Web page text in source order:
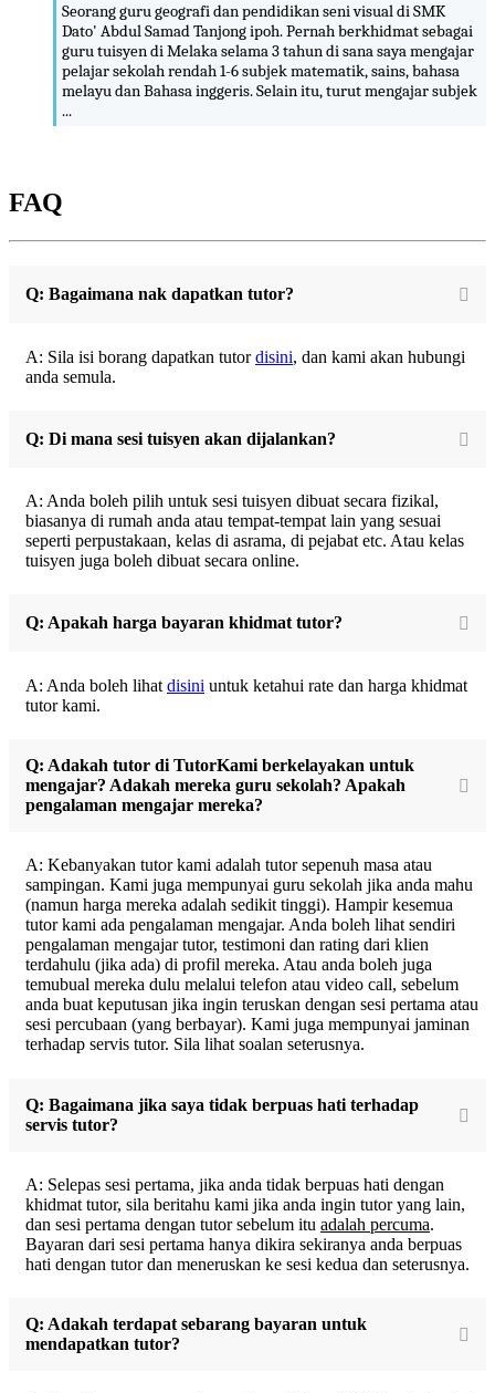
Seorang guru geografi dan pendidikan seni visual di SMK
Dato' Abdul Samad Tanjong ipoh. Pernah berkhidmat sebagai
guru tuisyen di Melaka selama 3 tahun di sana saya mengajar
pelajar sekolah rendah 1-6 subjek matematik, sains, bahasa
melayu dan Bahasa inggeris. Selain itu, turut mengajar subjek
...
FAQ
Q: Bagaimana nak dapatkan tutor?
A: Sila isi borang dapatkan tutordisini, dan kami akan hubungi
anda semula.
Q: Di mana sesi tuisyen akan dijalankan?
A: Anda boleh pilih untuk sesi tuisyen dibuat secara fizikal,
biasanya di rumah anda atau tempat-tempat lain yang sesuai
seperti perpustakaan, kelas di asrama, di pejabat etc. Atau kelas
tuisyen juga boleh dibuat secara online.
Q: Apakah harga bayaran khidmat tutor?
A: Anda boleh lihat disini untuk ketahui rate dan harga khidmat
tutor kami.
Q: Adakah tutor di TutorKami berkelayakan untuk
mengajar? Adakah mereka guru sekolah? Apakah
pengalaman mengajar mereka?
A: Kebanyakan tutor kami adalah tutor sepenuh masa atau
sampingan. Kami juga mempunyai guru sekolah jika anda mahu
(namun harga mereka adalah sedikit tinggi). Hampir kesemua
tutor kami ada pengalaman mengajar. Anda boleh lihat sendiri
pengalaman mengajar tutor, testimoni dan rating dari klien
terdahulu (jika ada) di profil mereka. Atau anda boleh juga
temubual mereka dulu melalui telefon atau video call, sebelum
anda buat keputusan jika ingin teruskan dengan sesi pertama atau
sesi percubaan (yang berbayar). Kami juga mempunyai jaminan
terhadap servis tutor. Sila lihat soalan seterusnya.
Q: Bagaimana jika saya tidak berpuas hati terhadap
servis tutor?
A: Selepas sesi pertama, jika anda tidak berpuas hati dengan
khidmat tutor, sila beritahu kami jika anda ingin tutor yang lain,
dan sesi pertama dengan tutor sebelum itu adalah percuma.
Bayaran dari sesi pertama hanya dikira sekiranya anda berpuas
hati dengan tutor dan meneruskan ke sesi kedua dan seterusnya.
Q: Adakah terdapat sebarang bayaran untuk
mendapatkan tutor?